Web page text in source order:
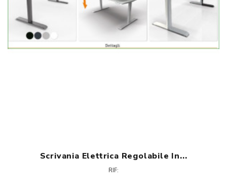
Scrivania Elettrica Regolabile In...
RIF: